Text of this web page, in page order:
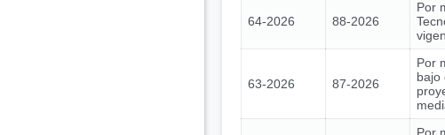
64-2026 88-2026
Por
63-2026 87-2026
Por
bajo